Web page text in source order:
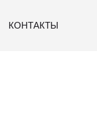
КОНТАКТЫ